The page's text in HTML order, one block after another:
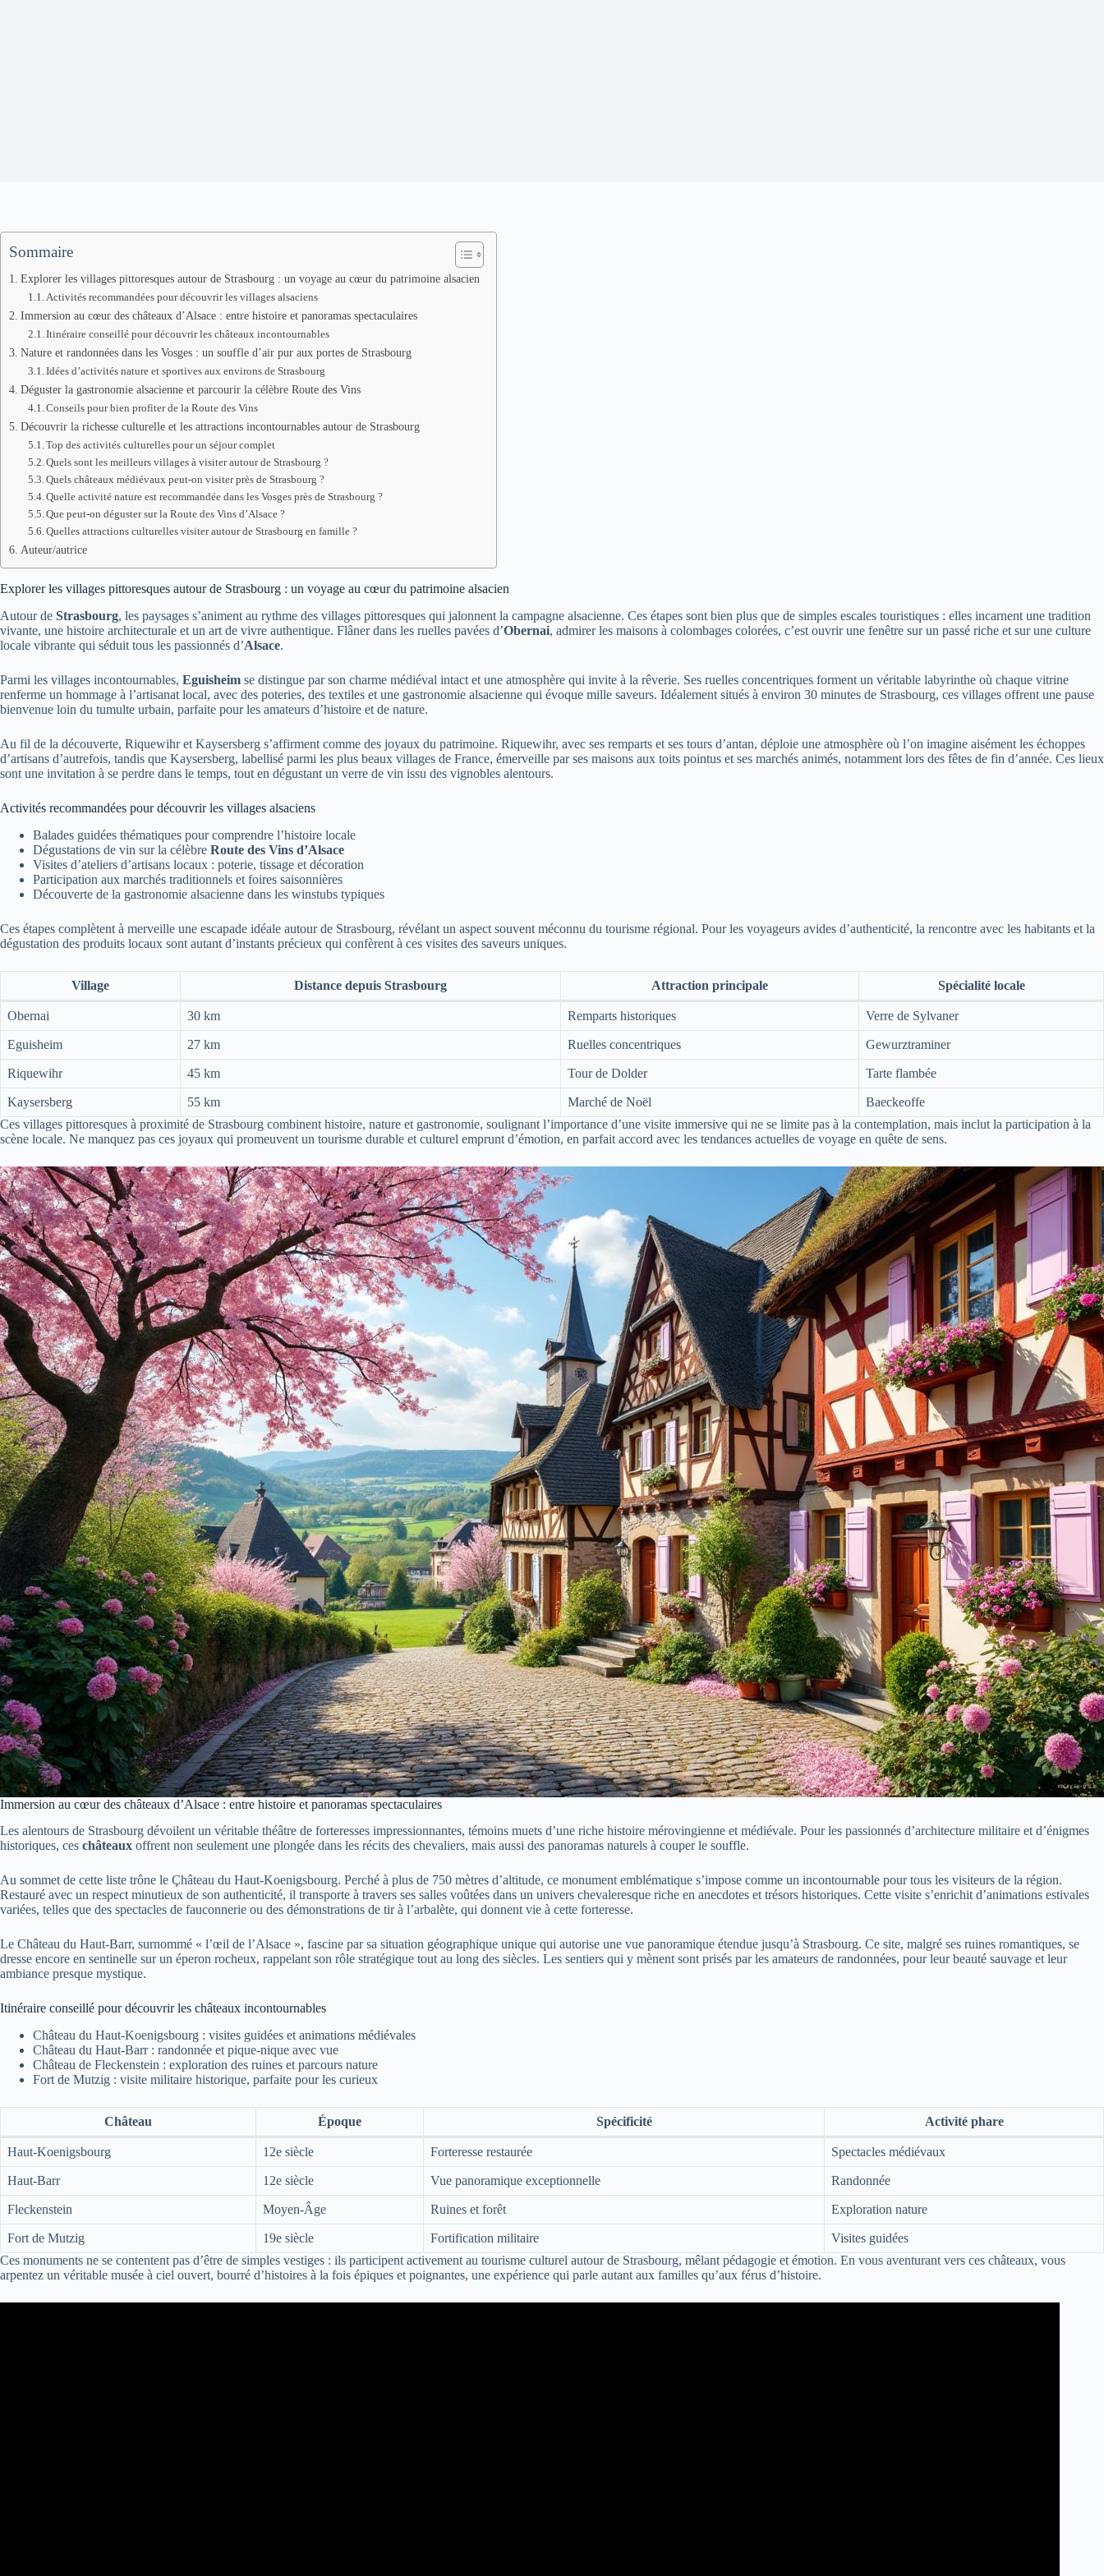
Sommaire
Explorer les villages pittoresques autour de Strasbourg : un voyage au cœur du patrimoine alsacien
Activités recommandées pour découvrir les villages alsaciens
Immersion au cœur des châteaux d’Alsace : entre histoire et panoramas spectaculaires
Itinéraire conseillé pour découvrir les châteaux incontournables
Nature et randonnées dans les Vosges : un souffle d’air pur aux portes de Strasbourg
Idées d’activités nature et sportives aux environs de Strasbourg
Déguster la gastronomie alsacienne et parcourir la célèbre Route des Vins
Conseils pour bien profiter de la Route des Vins
Découvrir la richesse culturelle et les attractions incontournables autour de Strasbourg
Top des activités culturelles pour un séjour complet
Quels sont les meilleurs villages à visiter autour de Strasbourg ?
Quels châteaux médiévaux peut-on visiter près de Strasbourg ?
Quelle activité nature est recommandée dans les Vosges près de Strasbourg ?
Que peut-on déguster sur la Route des Vins d’Alsace ?
Quelles attractions culturelles visiter autour de Strasbourg en famille ?
Auteur/autrice
Explorer les villages pittoresques autour de Strasbourg : un voyage au cœur du patrimoine alsacien
Autour de Strasbourg, les paysages s’animent au rythme des villages pittoresques qui jalonnent la campagne alsacienne. Ces étapes sont bien plus que de simples escales touristiques : elles incarnent une tradition
vivante, une histoire architecturale et un art de vivre authentique. Flâner dans les ruelles pavées d’Obernai, admirer les maisons à colombages colorées, c’est ouvrir une fenêtre sur un passé riche et sur une culture
locale vibrante qui séduit tous les passionnés d’Alsace.
Parmi les villages incontournables, Eguisheim se distingue par son charme médiéval intact et une atmosphère qui invite à la rêverie. Ses ruelles concentriques forment un véritable labyrinthe où chaque vitrine
renferme un hommage à l’artisanat local, avec des poteries, des textiles et une gastronomie alsacienne qui évoque mille saveurs. Idéalement situés à environ 30 minutes de Strasbourg, ces villages offrent une pause
bienvenue loin du tumulte urbain, parfaite pour les amateurs d’histoire et de nature.
Au fil de la découverte, Riquewihr et Kaysersberg s’affirment comme des joyaux du patrimoine. Riquewihr, avec ses remparts et ses tours d’antan, déploie une atmosphère où l’on imagine aisément les échoppes
d’artisans d’autrefois, tandis que Kaysersberg, labellisé parmi les plus beaux villages de France, émerveille par ses maisons aux toits pointus et ses marchés animés, notamment lors des fêtes de fin d’année. Ces lieux
sont une invitation à se perdre dans le temps, tout en dégustant un verre de vin issu des vignobles alentours.
Activités recommandées pour découvrir les villages alsaciens
Balades guidées thématiques pour comprendre l’histoire locale
Dégustations de vin sur la célèbre Route des Vins d’Alsace
Visites d’ateliers d’artisans locaux : poterie, tissage et décoration
Participation aux marchés traditionnels et foires saisonnières
Découverte de la gastronomie alsacienne dans les winstubs typiques
Ces étapes complètent à merveille une escapade idéale autour de Strasbourg, révélant un aspect souvent méconnu du tourisme régional. Pour les voyageurs avides d’authenticité, la rencontre avec les habitants et la
dégustation des produits locaux sont autant d’instants précieux qui confèrent à ces visites des saveurs uniques.
Village Distance depuis Strasbourg Attraction principale Spécialité locale
Obernai 30 km Remparts historiques Verre de Sylvaner
Eguisheim 27 km Ruelles concentriques Gewurztraminer
Riquewihr 45 km Tour de Dolder Tarte flambée
Kaysersberg 55 km Marché de Noël
Baeckeoffe
Ces villages pittoresques à proximité de Strasbourg combinent histoire, nature et gastronomie, soulignant l’importance d’une visite immersive qui ne se limite pas à la contemplation, mais inclut la participation à la
scène locale. Ne manquez pas ces joyaux qui promeuvent un tourisme durable et culturel emprunt d’émotion, en parfait accord avec les tendances actuelles de voyage en quête de sens.
Immersion au cœur des châteaux d’Alsace : entre histoire et panoramas spectaculaires
Les alentours de Strasbourg dévoilent un véritable théâtre de forteresses impressionnantes, témoins muets d’une riche histoire mérovingienne et médiévale. Pour les passionnés d’architecture militaire et d’énigmes
historiques, ces châteaux offrent non seulement une plongée dans les récits des chevaliers, mais aussi des panoramas naturels à couper le souffle.
Au sommet de cette liste trône le Çhâteau du Haut-Koenigsbourg. Perché à plus de 750 mètres d’altitude, ce monument emblématique s’impose comme un incontournable pour tous les visiteurs de la région.
Restauré avec un respect minutieux de son authenticité, il transporte à travers ses salles voûtées dans un univers chevaleresque riche en anecdotes et trésors historiques. Cette visite s’enrichit d’animations estivales
variées, telles que des spectacles de fauconnerie ou des démonstrations de tir à l’arbalète, qui donnent vie à cette forteresse.
Le Château du Haut-Barr, surnommé « l’œil de l’Alsace », fascine par sa situation géographique unique qui autorise une vue panoramique étendue jusqu’à Strasbourg. Ce site, malgré ses ruines romantiques, se
dresse encore en sentinelle sur un éperon rocheux, rappelant son rôle stratégique tout au long des siècles. Les sentiers qui y mènent sont prisés par les amateurs de randonnées, pour leur beauté sauvage et leur
ambiance presque mystique.
Itinéraire conseillé pour découvrir les châteaux incontournables
Château du Haut-Koenigsbourg : visites guidées et animations médiévales
Château du Haut-Barr : randonnée et pique-nique avec vue
Château de Fleckenstein : exploration des ruines et parcours nature
Fort de Mutzig : visite militaire historique, parfaite pour les curieux
Château Époque Spécificité Activité phare
Haut-Koenigsbourg 12e siècle Forteresse restaurée Spectacles médiévaux
Haut-Barr 12e siècle Vue panoramique exceptionnelle Randonnée
Fleckenstein Moyen-Âge Ruines et forêt Exploration nature
Fort de Mutzig 19e siècle Fortification militaire
Visites guidées
Ces monuments ne se contentent pas d’être de simples vestiges : ils participent activement au tourisme culturel autour de Strasbourg, mêlant pédagogie et émotion. En vous aventurant vers ces châteaux, vous
arpentez un véritable musée à ciel ouvert, bourré d’histoires à la fois épiques et poignantes, une expérience qui parle autant aux familles qu’aux férus d’histoire.